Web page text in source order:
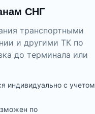
СНГ
транспортными
и другими ТК по
до терминала или
индивидуально с учетом
по